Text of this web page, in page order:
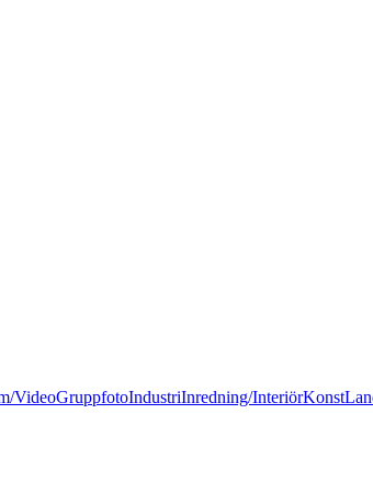
VideoGruppfotoIndustriInredning/InteriörKonst